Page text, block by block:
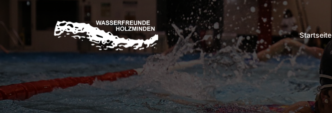
Startseite